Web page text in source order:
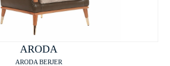
ARODA
ARODA BERJER